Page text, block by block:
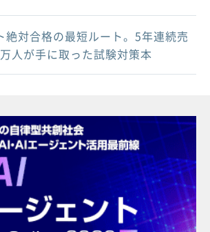
絶対合格の最短ルート。5年連続売
人が手に取った試験対策本